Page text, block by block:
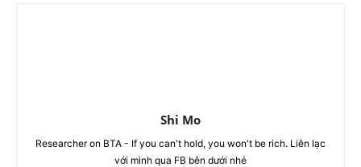
Shi Mo
Researcher on BTA - If you can't hold, you won't be rich. Liên lạc
với mình qua FB bên dưới nhé